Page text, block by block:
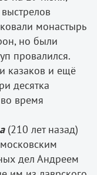
монастырь
но были
провалился.
казаков и ещё
десятка
время
(210 лет назад)
дел Андреем